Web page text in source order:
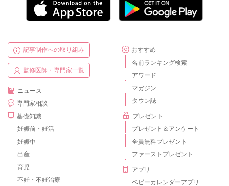
記事制作への取り組み
監修医師・専門家一覧
ニュース
専門家相談
基礎知識
妊娠前・妊活
妊娠中
出産
育児
不妊・不妊治療
おすすめ
名前ランキング検索
アワード
マガジン
タウン誌
プレゼント
プレゼント＆アンケート
全員無料プレゼント
ファーストプレゼント
アプリ
ベビーカレンダーアプリ